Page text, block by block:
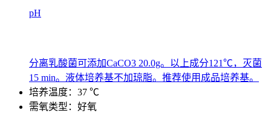
pH
分离乳酸菌可添加CaCO3 20.0g。以上成分121℃，灭菌
15 min。液体培养基不加琼脂。推荐使用成品培养基。
培养温度：37 ℃
需氧类型：好氧